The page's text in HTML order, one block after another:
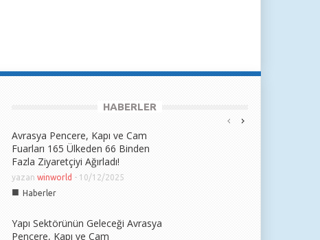
HABERLER
Avrasya Pencere, Kapı ve Cam
Fuarları 165 Ülkeden 66 Binden
Fazla Ziyaretçiyi Ağırladı!
yazan winworld - 10/12/2025
■ Haberler
Yapı Sektörünün Geleceği Avrasya
Pencere, Kapı ve Cam